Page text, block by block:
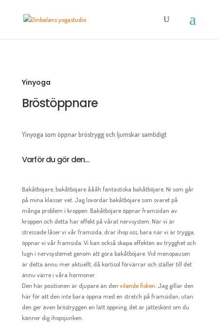
Yinyoga
Bröstöppnare
Yinyoga som öppnar bröstrygg och ljumskar samtidigt
Varför du gör den...
Bakåtböjare, bakåtböjare åååh fantastiska bakåtböjare. Ni som går
på mina klasser vet. Jag lovordar bakåtböjare som svaret på
många problem i kroppen. Bakåtböjare öppnar framsidan av
kroppen och detta har effekt på vårat nervsystem. När vi är
stressade låser vi vår framsida, drar ihop oss, bara när vi är trygga,
öppnar vi vår framsida. Vi kan också skapa effekten av trygghet och
lugn i nervsystemet genom att göra bakåtböjare. Vid menopausen
är detta ännu mer aktuellt, då kortisol förvärrar och ställer till det
ännu värre i våra hormoner.
Den här positionen är djupare än den vilande fisken . Jag gillar den
här för att den inte bara öppna med en stretch på framsidan, utan
den ger även bröstryggen en lätt öppning, det är jätteskönt om du
känner dig ihopsjunken.